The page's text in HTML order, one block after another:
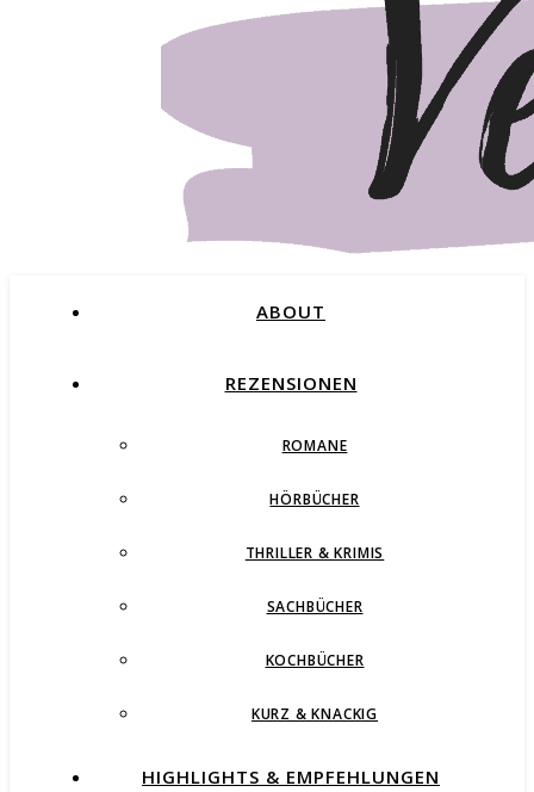
ABOUT
REZENSIONEN
ROMANE
HÖRBÜCHER
THRILLER & KRIMIS
SACHBÜCHER
KOCHBÜCHER
KURZ & KNACKIG
HIGHLIGHTS & EMPFEHLUNGEN